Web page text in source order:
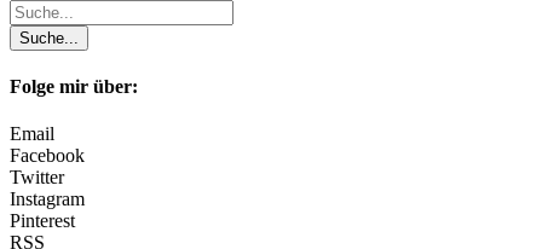
Folge mir über:
Email
Facebook
Twitter
Instagram
Pinterest
RSS